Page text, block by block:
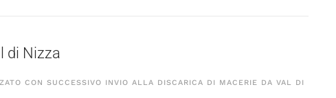
di Nizza
CON SUCCESSIVO INVIO ALLA DISCARICA DI MACERIE DA VAL DI